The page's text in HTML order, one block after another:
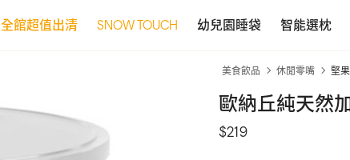
全館超值出清 SNOW TOUCH 幼兒園睡袋 智能選枕
美食飲品 休閒零嘴 堅
歐納丘純天然
$219